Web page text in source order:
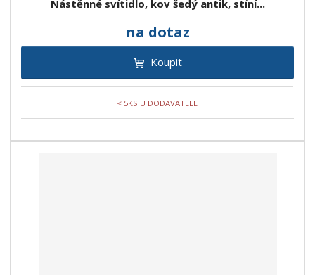
Nástěnné svítidlo, kov šedý antik, stíní...
na dotaz
Koupit
< 5KS U DODAVATELE